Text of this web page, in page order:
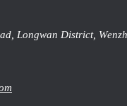
Longwan District,